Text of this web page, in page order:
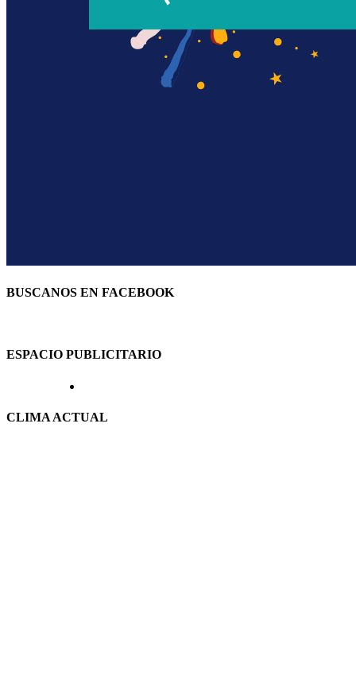
BUSCANOS EN FACEBOOK
ESPACIO PUBLICITARIO
CLIMA ACTUAL